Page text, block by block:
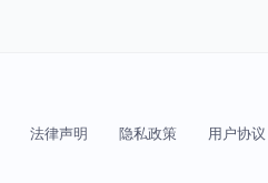
法律声明 隐私政策 用户协议